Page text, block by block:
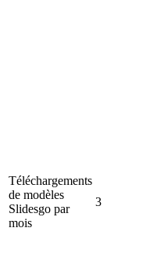
Téléchargements
de modèles
Slidesgo par
mois
3